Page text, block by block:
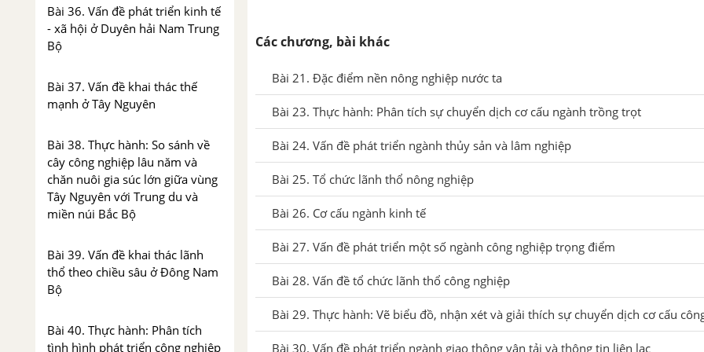
Bài 36. Vấn đề phát triển kinh tế
- xã hội ở Duyên hải Nam Trung
Bộ
Bài 37. Vấn đề khai thác thế
mạnh ở Tây Nguyên
Bài 38. Thực hành: So sánh về
cây công nghiệp lâu năm và
chăn nuôi gia súc lớn giữa vùng
Tây Nguyên với Trung du và
miền núi Bắc Bộ
Bài 39. Vấn đề khai thác lãnh
thổ theo chiều sâu ở Đông Nam
Bộ
Bài 40. Thực hành: Phân tích
tình hình phát triển công nghiệp
Các chương, bài khác
Bài 21. Đặc điểm nền nông nghiệp nước ta
Bài 23. Thực hành: Phân tích sự chuyển dịch cơ cấu ngành trồng trọt
Bài 24. Vấn đề phát triển ngành thủy sản và lâm nghiệp
Bài 25. Tổ chức lãnh thổ nông nghiệp
Bài 26. Cơ cấu ngành kinh tế
Bài 27. Vấn đề phát triển một số ngành công nghiệp trọng điểm
Bài 28. Vấn đề tổ chức lãnh thổ công nghiệp
Bài 29. Thực hành: Vẽ biểu đồ, nhận xét và giải thích sự chuyển dịch cơ cấu
Bài 30. Vấn đề phát triển ngành giao thông vận tải và thông tin liên lạc